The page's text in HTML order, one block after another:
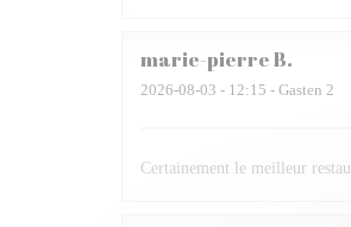
marie-pierreB
2026-08-03 - 12:15 - Gasten 2
Certainement le meilleur